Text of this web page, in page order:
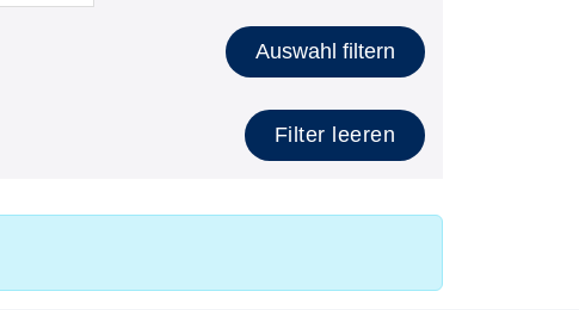
Auswahl filtern
Filter leeren